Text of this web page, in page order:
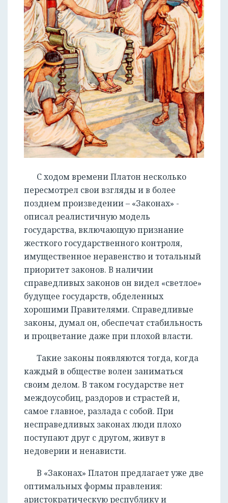
С ходом времени Платон несколько
пересмотрел свои взгляды и в более
позднем произведении – «Законах» -
описал реалистичную модель
государства, включающую признание
жесткого государственного контроля,
имущественное неравенство и тотальный
приоритет законов. В наличии
справедливых законов он видел «светлое»
будущее государств, обделенных
хорошими Правителями. Справедливые
законы, думал он, обеспечат стабильность
и процветание даже при плохой власти.
Такие законы появляются тогда, когда
каждый в обществе волен заниматься
своим делом. В таком государстве нет
междоусобиц, раздоров и страстей и,
самое главное, разлада с собой. При
несправедливых законах люди плохо
поступают друг с другом, живут в
недоверии и ненависти.
В «Законах» Платон предлагает уже две
оптимальных формы правления:
аристократическую республику и